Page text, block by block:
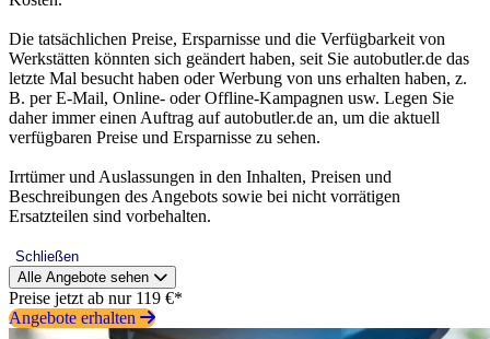
Die tatsächlichen Preise, Ersparnisse und die Verfügbarkeit von
Werkstätten könnten sich geändert haben, seit Sie autobutler.de das
letzte Mal besucht haben oder Werbung von uns erhalten haben, z.
B. per E-Mail, Online- oder Offline-Kampagnen usw. Legen Sie
daher immer einen Auftrag auf autobutler.de an, um die aktuell
verfügbaren Preise und Ersparnisse zu sehen.
Irrtümer und Auslassungen in den Inhalten, Preisen und
Beschreibungen des Angebots sowie bei nicht vorrätigen
Ersatzteilen sind vorbehalten.
Schließen
Alle Angebote sehen
Preise jetzt ab nur 119 €*
Angebote erhalten